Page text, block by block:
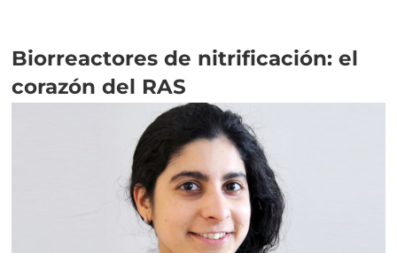
Biorreactores de nitrificación: el
corazón del RAS